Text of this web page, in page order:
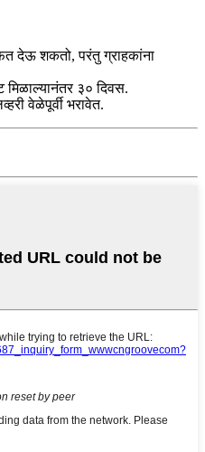
देऊ शकतो, परंतु ग्राहकांना
३० दिवस.
वेळेपूर्वी भरावेत.